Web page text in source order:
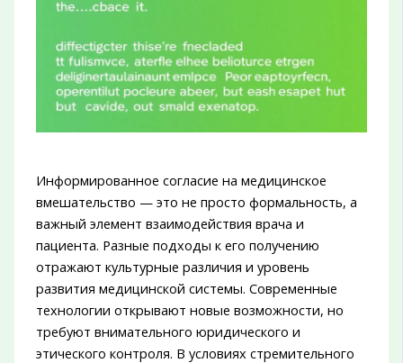
Информированное согласие на медицинское
вмешательство — это не просто формальность, а
важный элемент взаимодействия врача и
пациента. Разные подходы к его получению
отражают культурные различия и уровень
развития медицинской системы. Современные
технологии открывают новые возможности, но
требуют внимательного юридического и
этического контроля. В условиях стремительного